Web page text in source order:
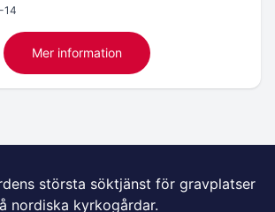
14
Mer information
största söktjänst för gravplatser
nordiska kyrkogårdar.